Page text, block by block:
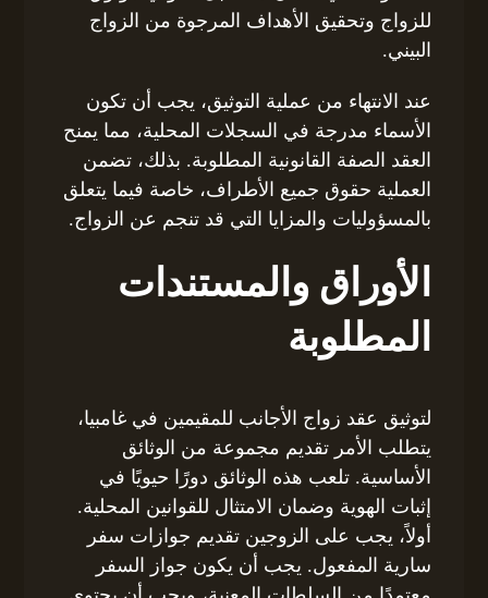
للزواج وتحقيق الأهداف المرجوة من الزواج
البيني.
عند الانتهاء من عملية التوثيق، يجب أن تكون
الأسماء مدرجة في السجلات المحلية، مما يمنح
العقد الصفة القانونية المطلوبة. بذلك، تضمن
العملية حقوق جميع الأطراف، خاصة فيما يتعلق
بالمسؤوليات والمزايا التي قد تنجم عن الزواج.
الأوراق والمستندات
المطلوبة
لتوثيق عقد زواج الأجانب للمقيمين في غامبيا،
يتطلب الأمر تقديم مجموعة من الوثائق
الأساسية. تلعب هذه الوثائق دورًا حيويًا في
إثبات الهوية وضمان الامتثال للقوانين المحلية.
أولاً، يجب على الزوجين تقديم جوازات سفر
سارية المفعول. يجب أن يكون جواز السفر